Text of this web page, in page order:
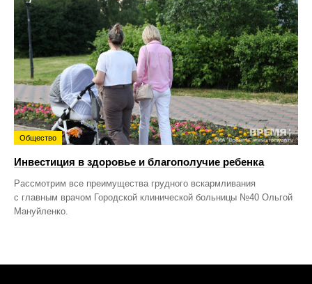
Общество
Инвестиция в здоровье и благополучие ребенка
Рассмотрим все преимущества грудного вскармливания
с главным врачом Городской клинической больницы №40 Ольгой
Мануйленко.